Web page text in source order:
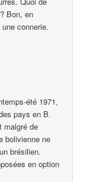
Bon, en
connerie.
été 1971,
pays en B.
malgré de
bolivienne ne
brésilien.
en option